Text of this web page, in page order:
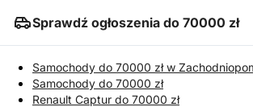
Sprawdź ogłoszenia do 70000 zł
Samochody do 70000 zł w
Samochody do 70000 zł
Renault Captur do 70000 zł